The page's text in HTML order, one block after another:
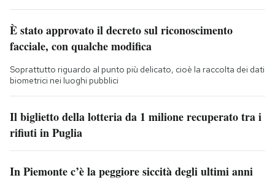
È stato approvato il decreto sul riconoscimento
facciale, con qualche modifica
Soprattutto riguardo al punto più delicato, cioè la raccolta dei dati
biometrici nei luoghi pubblici
Il biglietto della lotteria da 1 milione recuperato tra i
rifiuti in Puglia
In Piemonte c’è la peggiore siccità degli ultimi anni